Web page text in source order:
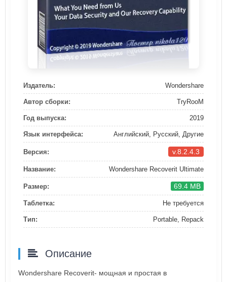
Издатель: Wondershare
Автор сборки: TryRooM
Год выпуска: 2019
Язык интерфейса: Английский, Русский, Другие
Версия: v.8.2.4.3
Название: Wondershare Recoverit Ultimate
Размер: 69.4 MB
Таблетка: Не требуется
Тип: Portable, Repack
Описание
Wondershare Recoverit- мощная и простая в